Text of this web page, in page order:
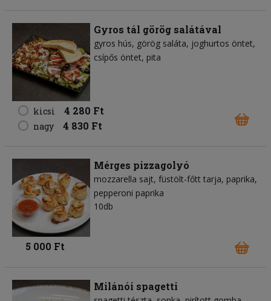
Gyros tál görög salátával
gyros hús görög saláta joghurtos öntet
csípős öntet pita
kicsi 4 280 Ft
nagy 4 830 Ft
Mérges pizzagolyó
mozzarella sajt füstölt-főtt tarja paprika
pepperoni paprika
10db
5 000 Ft
Milánói spagetti